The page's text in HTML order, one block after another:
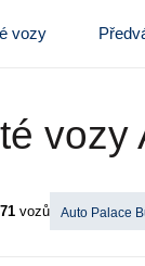
vozy
vozy
71 vozů Auto Palace